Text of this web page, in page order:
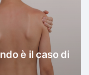
è il caso di